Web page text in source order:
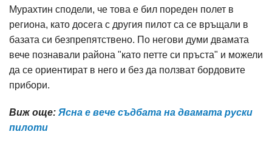
Мурахтин сподели, че това е бил пореден полет в
региона, като досега с другия пилот са се връщали в
базата си безпрепятствено. По негови думи двамата
вече познавали района "като петте си пръста" и можели
да се ориентират в него и без да ползват бордовите
прибори.
Виж още: Ясна е вече съдбата на двамата руски
пилоти​